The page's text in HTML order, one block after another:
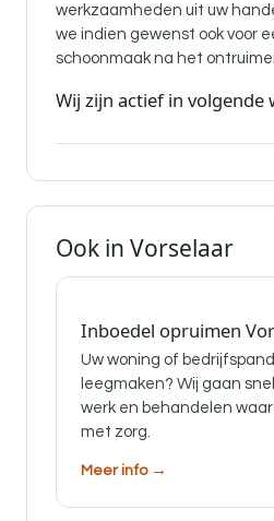
werkzaamheden uit uw
we indien gewenst ook voor
schoonmaak na het
Wij zijn actief in volgende
Ook in Vorselaar
Inboedel opruimen
Uw woning of
leegmaken? Wij gaan
werk en behandelen
met zorg.
Meer info →